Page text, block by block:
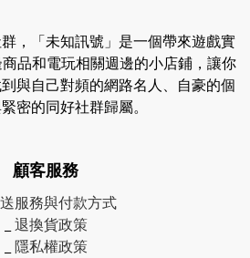
，「未知訊號」是一個帶來遊戲實
品和電玩相關週邊的小店鋪，讓你
與自己對頻的網路名人、自豪的個
密的同好社群歸屬。
顧客服務
服務與付款方式
退換貨政策
隱私權政策